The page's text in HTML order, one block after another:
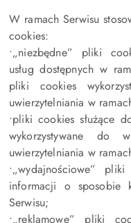
W ramach Serwisu
cookies:
•„niezbędne” pliki
usług dostępnych w
pliki cookies
uwierzytelniania w
•pliki cookies służące
wykorzystywane do
uwierzytelniania w
•„wydajnościowe”
informacji o sposobie
Serwisu;
•„reklamowe” pliki